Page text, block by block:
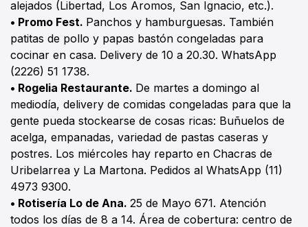
alejados (Libertad, Los Aromos, San Ignacio, etc.).
• Promo Fest. Panchos y hamburguesas. También
patitas de pollo y papas bastón congeladas para
cocinar en casa. Delivery de 10 a 20.30. WhatsApp
(2226) 51 1738.
• Rogelia Restaurante. De martes a domingo al
mediodía, delivery de comidas congeladas para que la
gente pueda stockearse de cosas ricas: Buñuelos de
acelga, empanadas, variedad de pastas caseras y
postres. Los miércoles hay reparto en Chacras de
Uribelarrea y La Martona. Pedidos al WhatsApp (11)
4973 9300.
• Rotisería Lo de Ana. 25 de Mayo 671. Atención
todos los días de 8 a 14. Área de cobertura: centro de